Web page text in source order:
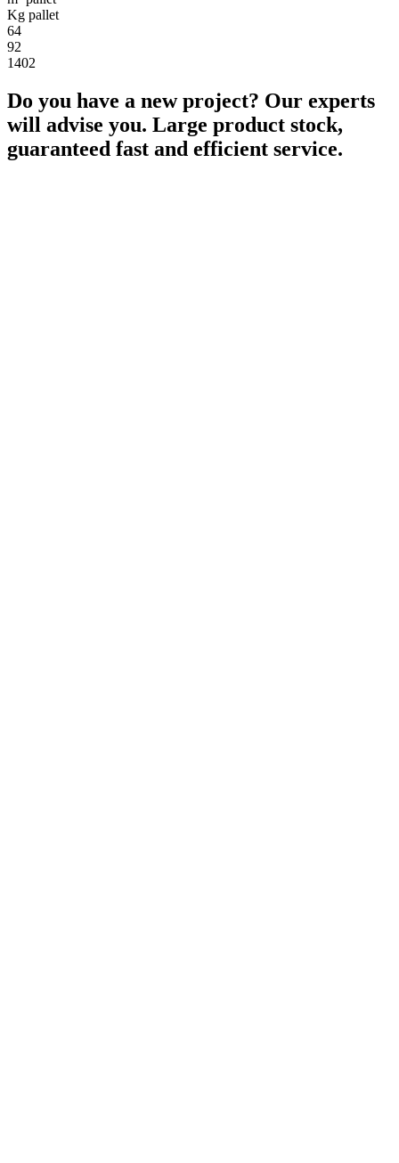
Kg pallet
64
92
1402
Do you have a new project? Our experts
will advise you. Large product stock,
guaranteed fast and efficient service.